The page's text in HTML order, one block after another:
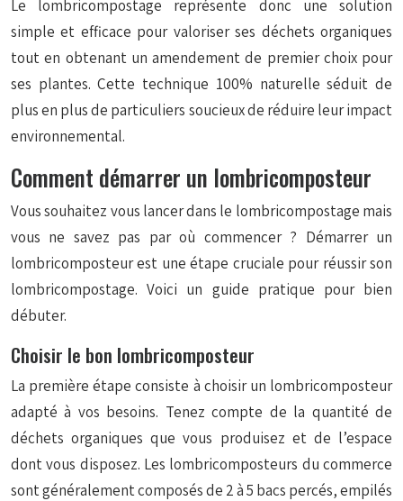
Le lombricompostage représente donc une solution
simple et efficace pour valoriser ses déchets organiques
tout en obtenant un amendement de premier choix pour
ses plantes. Cette technique 100% naturelle séduit de
plus en plus de particuliers soucieux de réduire leur impact
environnemental.
Comment démarrer un lombricomposteur
Vous souhaitez vous lancer dans le lombricompostage mais
vous ne savez pas par où commencer ? Démarrer un
lombricomposteur est une étape cruciale pour réussir son
lombricompostage. Voici un guide pratique pour bien
débuter.
Choisir le bon lombricomposteur
La première étape consiste à choisir un lombricomposteur
adapté à vos besoins. Tenez compte de la quantité de
déchets organiques que vous produisez et de l’espace
dont vous disposez. Les lombricomposteurs du commerce
sont généralement composés de 2 à 5 bacs percés, empilés